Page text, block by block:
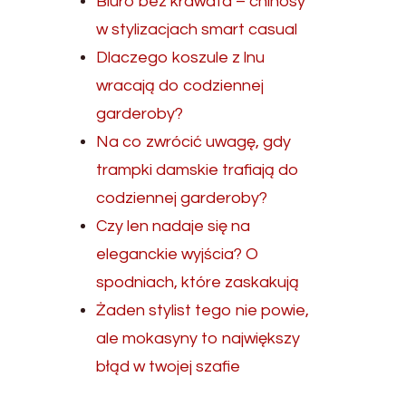
w stylizacjach smart casual
Dlaczego koszule z lnu
wracają do codziennej
garderoby?
Na co zwrócić uwagę, gdy
trampki damskie trafiają do
codziennej garderoby?
Czy len nadaje się na
eleganckie wyjścia? O
spodniach, które zaskakują
Żaden stylist tego nie powie,
ale mokasyny to największy
błąd w twojej szafie